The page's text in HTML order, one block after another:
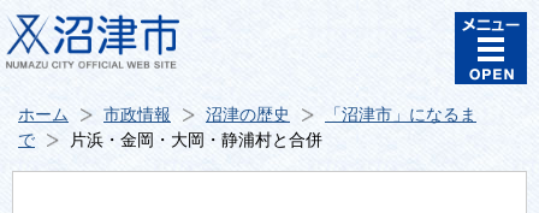
ホーム 市政情報 沼津の歴史
「沼津市」になるま
で
片浜・金岡・大岡・静浦村と合併